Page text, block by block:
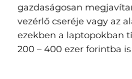
gazdaságosan
vezérlő cseréje vagy az
ezekben a laptopokban
200 – 400 ezer forintba